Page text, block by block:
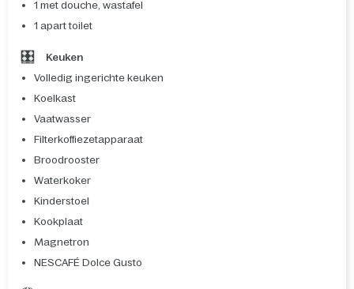
1 met douche, wastafel
1 apart toilet
Keuken
Volledig ingerichte keuken
Koelkast
Vaatwasser
Filterkoffiezetapparaat
Broodrooster
Waterkoker
Kinderstoel
Kookplaat
Magnetron
NESCAFÉ Dolce Gusto